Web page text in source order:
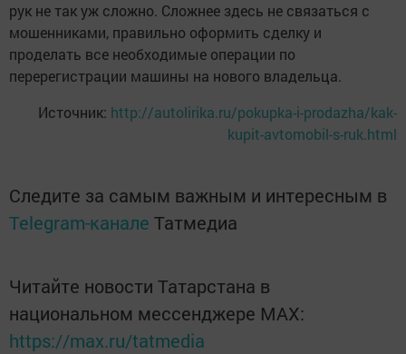
рук не так уж сложно. Сложнее здесь не связаться с
мошенниками, правильно оформить сделку и
проделать все необходимые операции по
перерегистрации машины на нового владельца.
Источник: http://autolirika.ru/pokupka-i-prodazha/kak-
kupit-avtomobil-s-ruk.html
Следите за самым важным и интересным в
Telegram-канале Татмедиа
Читайте новости Татарстана в
национальном мессенджере MАХ:
https://max.ru/tatmedia